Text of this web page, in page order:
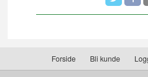
Forside Bli kunde